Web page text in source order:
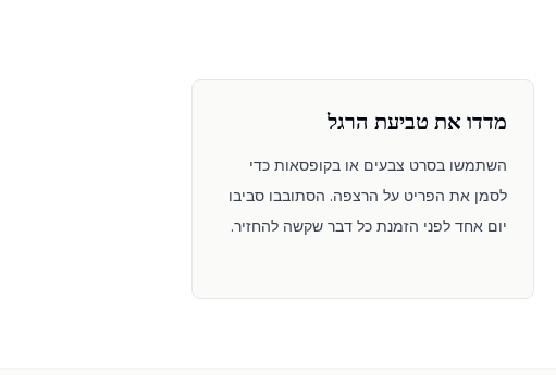
מדדו את טביעת הרגל
השתמשו בסרט צבעים או בקופסאות כדי
לסמן את הפריט על הרצפה. הסתובבו סביבו
יום אחד לפני הזמנת כל דבר שקשה להחזיר.